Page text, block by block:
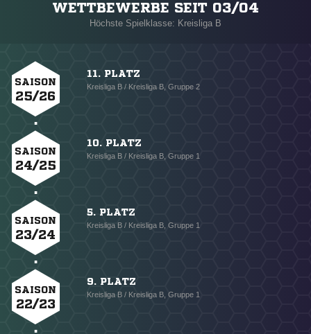
WETTBEWERBE SEIT 03/04
Höchste Spielklasse: Kreisliga B
SAISON
25/26
11. PLATZ
Kreisliga B / Kreisliga B, Gruppe 2
SAISON
24/25
10. PLATZ
Kreisliga B / Kreisliga B, Gruppe 1
SAISON
23/24
5. PLATZ
Kreisliga B / Kreisliga B, Gruppe 1
SAISON
22/23
9. PLATZ
Kreisliga B / Kreisliga B, Gruppe 1